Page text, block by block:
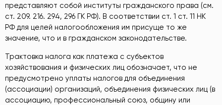
представляют собой институты гражданского права (см.
ст. 209. 216. 294, 296 ГК РФ). В соответствии ст. 1 ст. 11 НК
РФ для целей налогообложения им присуще то же
значение, что и в гражданском законодательстве.
Трактовка налога как платежа с субъектов
хозяйствования и физических лиц обозначает, что не
предусмотрено уплаты налогов для объединения
(ассоциации) организаций, объединения физических лиц (в
ассоциацию, профессиональный союз, общину или